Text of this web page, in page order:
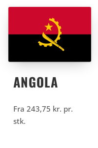
ANGOLA
Fra243,75 kr. pr.
stk.